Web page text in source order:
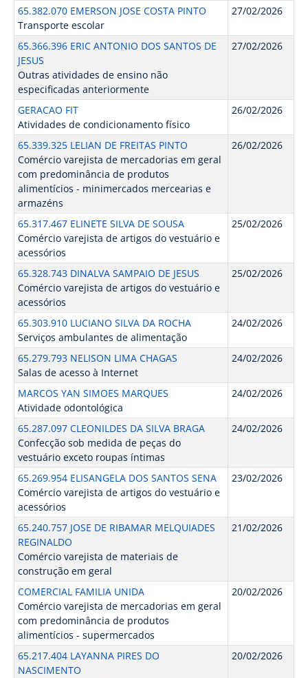
65.382.070 EMERSON JOSE COSTA PINTO
Transporte escolar
27/02/2026
65.366.396 ERIC ANTONIO DOS SANTOS DE
JESUS
Outras atividades de ensino não
especificadas anteriormente
27/02/2026
GERACAO FIT
Atividades de condicionamento físico
26/02/2026
65.339.325 LELIAN DE FREITAS PINTO
Comércio varejista de mercadorias em geral
com predominância de produtos
alimentícios - minimercados mercearias e
armazéns
26/02/2026
65.317.467 ELINETE SILVA DE SOUSA
Comércio varejista de artigos do vestuário e
acessórios
25/02/2026
65.328.743 DINALVA SAMPAIO DE JESUS
Comércio varejista de artigos do vestuário e
acessórios
25/02/2026
65.303.910 LUCIANO SILVA DA ROCHA
Serviços ambulantes de alimentação
24/02/2026
65.279.793 NELISON LIMA CHAGAS
Salas de acesso à Internet
24/02/2026
MARCOS YAN SIMOES MARQUES
Atividade odontológica
24/02/2026
65.287.097 CLEONILDES DA SILVA BRAGA
Confecção sob medida de peças do
vestuário exceto roupas íntimas
24/02/2026
65.269.954 ELISANGELA DOS SANTOS SENA
Comércio varejista de artigos do vestuário e
acessórios
23/02/2026
65.240.757 JOSE DE RIBAMAR MELQUIADES
REGINALDO
Comércio varejista de materiais de
construção em geral
21/02/2026
COMERCIAL FAMILIA UNIDA
Comércio varejista de mercadorias em geral
com predominância de produtos
alimentícios - supermercados
20/02/2026
65.217.404 LAYANNA PIRES DO
NASCIMENTO
20/02/2026